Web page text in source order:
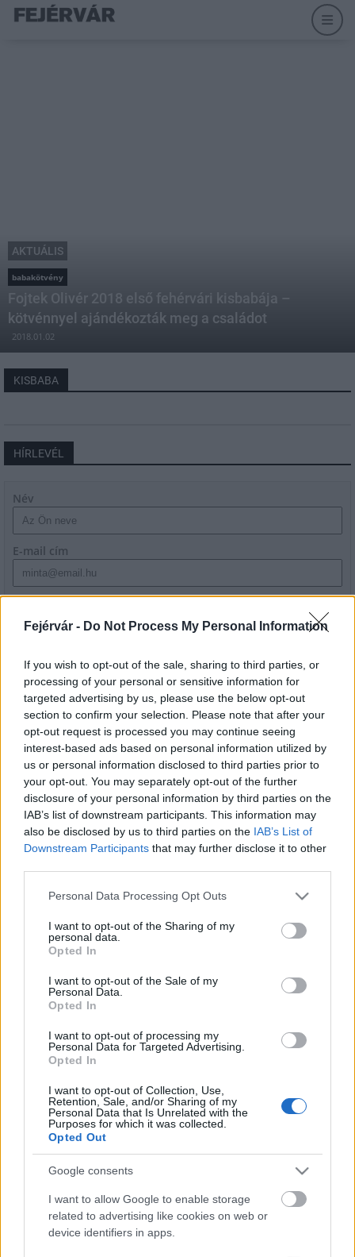
Fejérvár - Do Not Process My Personal Information
If you wish to opt-out of the sale, sharing to third parties, or
processing of your personal or sensitive information for
targeted advertising by us, please use the below opt-out
section to confirm your selection. Please note that after your
opt-out request is processed you may continue seeing
interest-based ads based on personal information utilized by
us or personal information disclosed to third parties prior to
your opt-out. You may separately opt-out of the further
disclosure of your personal information by third parties on the
IAB’s list of downstream participants. This information may
also be disclosed by us to third parties on the IAB’s List of
Downstream Participants that may further disclose it to other
Please note that this website/app uses one or more Google
not limited to your visit or usage behaviour. You may click to
grant or deny consent to Google and its third-party tags to
use your data for below specified purposes in below Google
consent section.
Personal Data Processing Opt Outs
I want to opt-out of the Sharing of my
personal data.
Opted In
I want to opt-out of the Sale of my
Personal Data.
Opted In
I want to opt-out of processing my
Personal Data for Targeted Advertising.
Opted In
I want to opt-out of Collection, Use,
Retention, Sale, and/or Sharing of my
Personal Data that Is Unrelated with the
Purposes for which it was collected.
Opted Out
Google consents
I want to allow Google to enable storage
related to advertising like cookies on web or
device identifiers in apps.
AKTUÁLIS
babakötvény
Fojtek Olivér 2018 első fehérvári kisbabája –
kötvénnyel ajándékozták meg a családot
2018.01.02
KISBABA
HÍRLEVÉL
Név
E-mail cím
szabályzatot!
LEGFRISSEBB
Országos hírek
Megérkezett az eső a Duna vízgyűjtőjére
Aktuális
Paks II.: Mit jelent az 5. blokk új
árnyékában?
másodfokúra csökken a riasztás
HIRDETÉS